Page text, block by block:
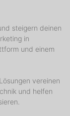
steigern deinen
in
und einem
vereinen
und helfen